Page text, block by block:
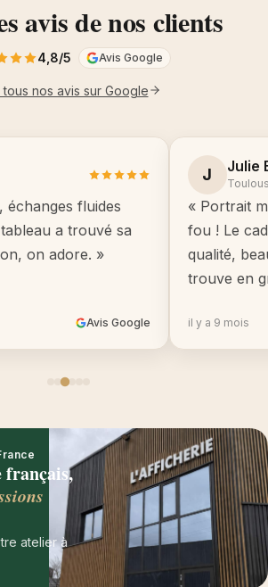
avis de nos clients
4,8/5 Avis Google
tous nos avis sur Google
échanges fluides
a trouvé sa
on adore. »
Avis Google
J Julie
« Portrait
fou ! Le
qualité,
trouve en
il y a 9 mois
français,
atelier à